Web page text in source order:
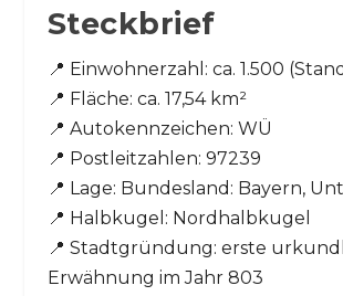
Steckbrief
📍 Einwohnerzahl: ca. 1.500
📍 Fläche: ca. 17,54 km²
📍 Autokennzeichen: WÜ
📍 Postleitzahlen: 97239
📍 Lage: Bundesland: Bayern,
📍 Halbkugel: Nordhalbkugel
📍 Stadtgründung: erste
Erwähnung im Jahr 803